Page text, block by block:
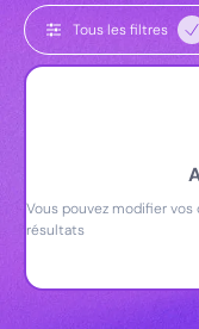
Tous les filtres
Vous pouvez modifier
résultats